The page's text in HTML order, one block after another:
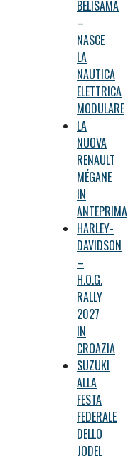
BELISAMA
–
NASCE
LA
NAUTICA
ELETTRICA
MODULARE
LA
NUOVA
RENAULT
MÉGANE
IN
ANTEPRIMA
HARLEY-
DAVIDSON
–
H.O.G.
RALLY
2027
IN
CROAZIA
SUZUKI
ALLA
FESTA
FEDERALE
DELLO
JODEL